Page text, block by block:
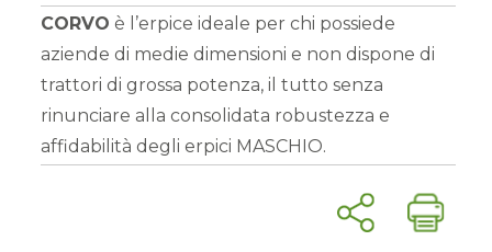
CORVO è l’erpice ideale per chi possiede
aziende di medie dimensioni e non dispone di
trattori di grossa potenza, il tutto senza
rinunciare alla consolidata robustezza e
affidabilità degli erpici MASCHIO.